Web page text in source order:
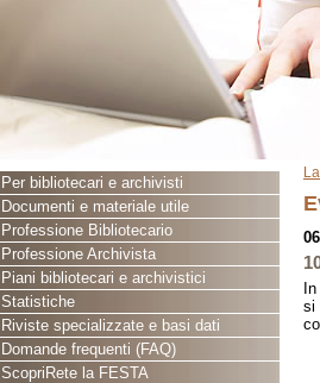
si
Per bibliotecari e archivisti
Documenti e materiale utile
Professione Bibliotecario
Professione Archivista
Piani bibliotecari e archivistici
Statistiche
Riviste specializzate e basi dati
Domande frequenti (FAQ)
ScopriRete la FESTA